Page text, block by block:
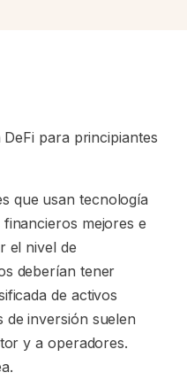
para principiantes
que usan tecnología
mejores e
el nivel de
deberían tener
de activos
inversión suelen
y a operadores.